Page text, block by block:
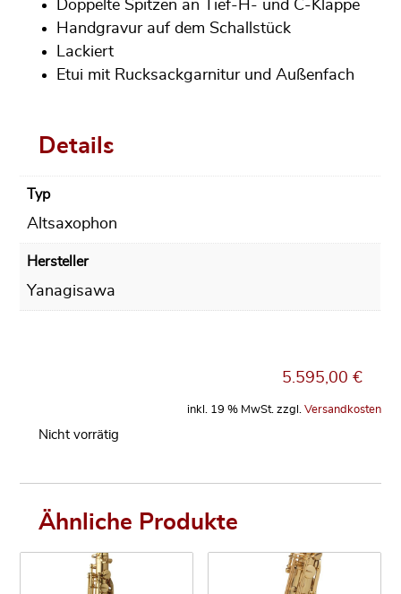
Doppelte Spitzen an Tief-H- und C-Klappe
Handgravur auf dem Schallstück
Lackiert
Etui mit Rucksackgarnitur und Außenfach
Details
Typ
Altsaxophon
Hersteller
Yanagisawa
5.595,00€
inkl. 19 % MwSt. zzgl. Versandkosten
Nicht vorrätig
Ähnliche Produkte